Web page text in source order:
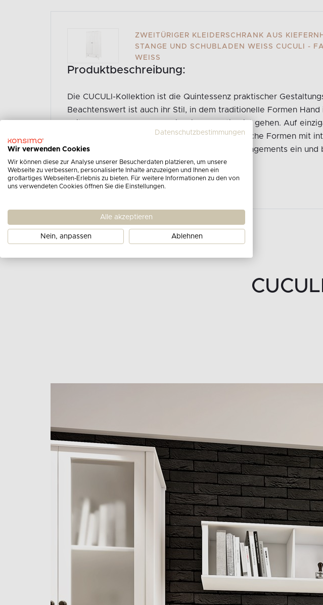
ZWEITÜRIGER KLEIDERSCHRANK AUS
STANGE UND SCHUBLADEN WEISS CUCULI -
EISS
Produktbeschreibung:
Die CUCULI-Kollektion ist die Quintessenz praktischer
Beachtenswert ist auch ihr Stil, in dem traditionelle Formen Hand
zeitloser Eleganz und skandinavischem Stilgeist gehen. Auf
Weise verbindet sie Kiefernholz und geometrische Formen mit
Details. Die Linie fügt sich perfekt in viele Arrangements ein und
frischen Wind und viel Gemütlichkeit mit sich.
Gesamte Produktbeschreibung ansehen
Datenschutzbestimmungen
Wir verwenden Cookies
Wir können diese zur Analyse unserer Besucherdaten platzieren, um unsere
Webseite zu verbessern, personalisierte Inhalte anzuzeigen und Ihnen ein
großartiges Webseiten-Erlebnis zu bieten. Für weitere Informationen zu den von
uns verwendeten Cookies öffnen Sie die Einstellungen.
Alle akzeptieren
Nein, anpassen Ablehnen